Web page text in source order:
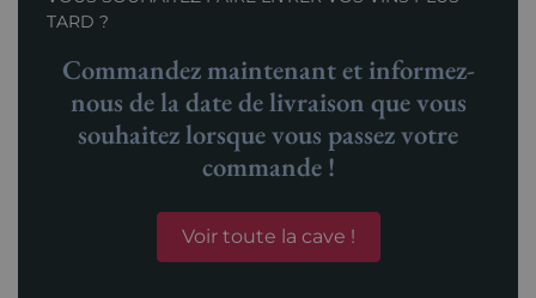
TARD ?
Commandez maintenant et informez-
nous de la date de livraison que vous
souhaitez lorsque vous passez votre
commande !
Voir toute la cave !